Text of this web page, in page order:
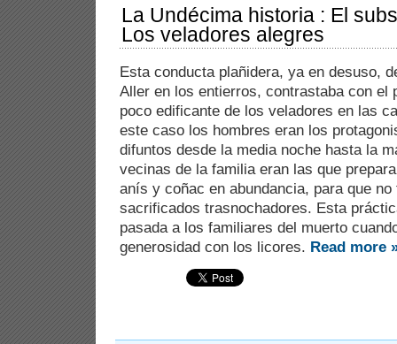
La Undécima historia : El
Los veladores alegres
Esta conducta plañidera, ya en desuso,
Aller en los entierros, contrastaba con el
poco edificante de los veladores en las
este caso los hombres eran los
difuntos desde la media noche hasta la
vecinas de la familia eran las que
anís y coñac en abundancia, para que
sacrificados trasnochadores. Esta
pasada a los familiares del muerto
generosidad con los licores. Read more